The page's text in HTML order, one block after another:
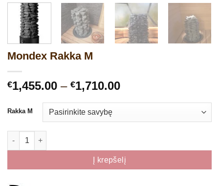
Mondex Rakka M
€1,455.00 – €1,710.00Price
through
Rakka M
produkto kiekis: Mondex Rakka M
Į krepšelį